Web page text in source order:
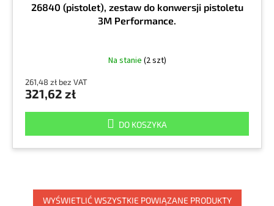
26840 (pistolet), zestaw do konwersji pistoletu
3M Performance.
Na stanie (2 szt)
261,48 zł bez VAT
321,62 zł
DO KOSZYKA
WYŚWIETLIĆ WSZYSTKIE POWIĄZANE PRODUKTY